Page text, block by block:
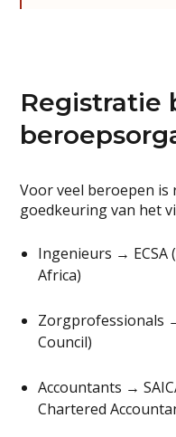
Registratie
Voor veel beroepen
goedkeuring van het
Ingenieurs → ECSA
Africa)
Zorgprofessionals
Council)
Accountants →
Chartered